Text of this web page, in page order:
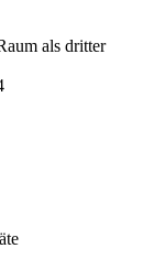
als dritter